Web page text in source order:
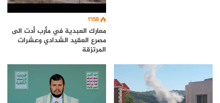
1٬158
معارك العبدية في مأرب أدت الى
مصرع العقيد الشدادي وعشرات
المرتزقة